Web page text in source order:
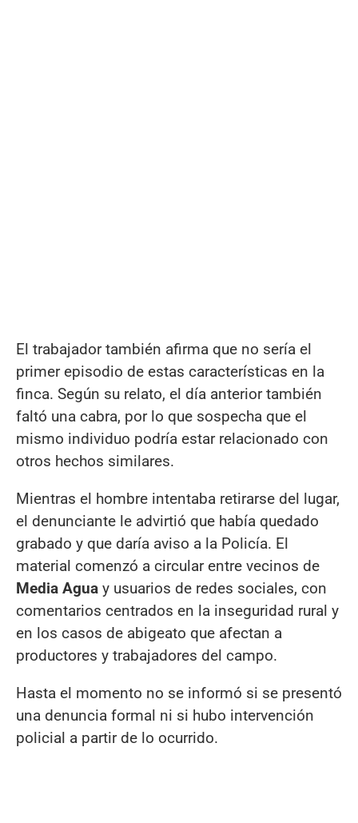
El trabajador también afirma que no sería el
primer episodio de estas características en la
finca. Según su relato, el día anterior también
faltó una cabra, por lo que sospecha que el
mismo individuo podría estar relacionado con
otros hechos similares.
Mientras el hombre intentaba retirarse del lugar,
el denunciante le advirtió que había quedado
grabado y que daría aviso a la Policía. El
material comenzó a circular entre vecinos de
Media Agua y usuarios de redes sociales, con
comentarios centrados en la inseguridad rural y
en los casos de abigeato que afectan a
productores y trabajadores del campo.
Hasta el momento no se informó si se presentó
una denuncia formal ni si hubo intervención
policial a partir de lo ocurrido.